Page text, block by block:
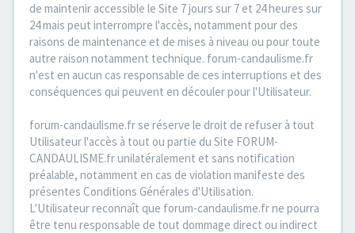
de maintenir accessible le Site 7 jours sur 7 et 24 heures sur
24 mais peut interrompre l'accès, notamment pour des
raisons de maintenance et de mises à niveau ou pour toute
autre raison notamment technique. forum-candaulisme.fr
n'est en aucun cas responsable de ces interruptions et des
conséquences qui peuvent en découler pour l'Utilisateur.
forum-candaulisme.fr se réserve le droit de refuser à tout
Utilisateur l'accès à tout ou partie du Site FORUM-
CANDAULISME.fr unilatéralement et sans notification
préalable, notamment en cas de violation manifeste des
présentes Conditions Générales d'Utilisation.
L'Utilisateur reconnaît que forum-candaulisme.fr ne pourra
être tenu responsable de tout dommage direct ou indirect